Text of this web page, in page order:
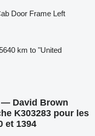
Door Frame Left
km to "United
David Brown
K303283 pour les
et 1394